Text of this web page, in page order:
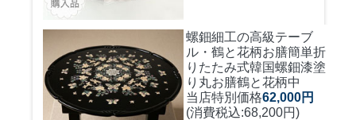
螺鈿細工の高級テーブ
ル・鶴と花柄お膳簡単折
りたたみ式韓国螺鈿漆塗
り丸お膳鶴と花柄中
当店特別価格62,000円
(消費税込:68,200円)